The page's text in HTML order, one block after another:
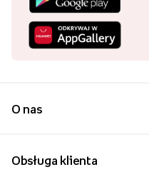
O nas
Obsługa klienta